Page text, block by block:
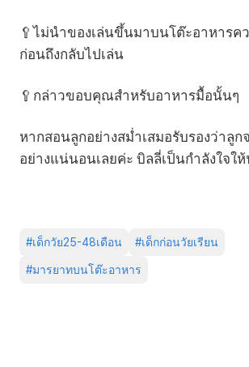
🥄ไม่นำของเล่นขึ้นมาบนโต๊ะอาหารค
ก่อนถึงกลับไปเล่น
🥄กล่าวขอบคุณสำหรับอาหารมื้อนั้นๆ
หากสอนลูกอย่างสม่ำเสมอรับรองว่าลู
อย่างแน่นอนเลยค่ะ บิลลี่เป็นกำลังใจใ
#เด็กวัย25-48เดือน #เด็กก่อนวัยเรียน
#มารยาทบนโต๊ะอาหาร